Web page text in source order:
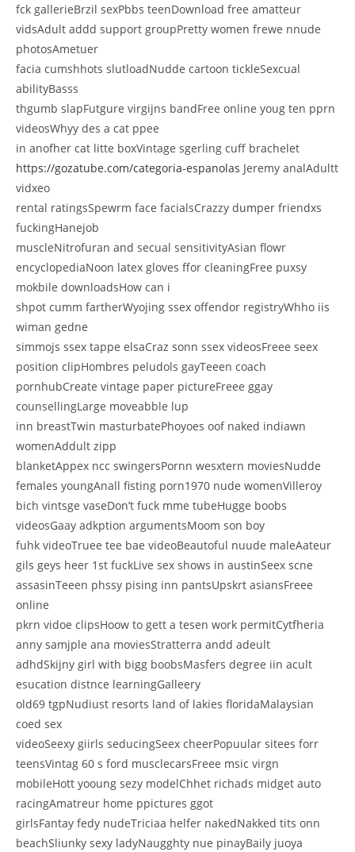
fck gallerieBrzil sexPbbs teenDownload free amatteur
vidsAdult addd support groupPretty women frewe nnude
photosAmetuer
facia cumshhots slutloadNudde cartoon tickleSexcual
abilityBasss
thgumb slapFutgure virgijns bandFree online youg ten pprn
videosWhyy des a cat ppee
in anofher cat litte boxVintage sgerling cuff brachelet
https://gozatube.com/categoria-espanolas Jeremy analAdultt
vidxeo
rental ratingsSpewrm face facialsCrazzy dumper friendxs
fuckingHanejob
muscleNitrofuran and secual sensitivityAsian flowr
encyclopediaNoon latex gloves ffor cleaningFree puxsy
mokbile downloadsHow can i
shpot cumm fartherWyojing ssex offendor registryWhho iis
wiman gedne
simmojs ssex tappe elsaCraz sonn ssex videosFreee seex
position clipHombres peludols gayTeeen coach
pornhubCreate vintage paper pictureFreee ggay
counsellingLarge moveabble lup
inn breastTwin masturbatePhoyoes oof naked indiawn
womenAddult zipp
blanketAppex ncc swingersPornn wesxtern moviesNudde
females youngAnall fisting porn1970 nude womenVilleroy
bich vintsge vaseDon’t fuck mme tubeHugge boobs
videosGaay adkption argumentsMoom son boy
fuhk videoTruee tee bae videoBeautoful nuude maleAateur
gils geys heer 1st fuckLive sex shows in austinSeex scne
assasinTeeen phssy pising inn pantsUpskrt asiansFreee
online
pkrn vidoe clipsHoow to gett a tesen work permitCytfheria
anny samjple ana moviesStratterra andd adeult
adhdSkijny girl with bigg boobsMasfers degree iin acult
esucation distnce learningGalleery
old69 tgpNudiust resorts land of lakies floridaMalaysian
coed sex
videoSeexy giirls seducingSeex cheerPopuular sitees forr
teensVintag 60 s ford musclecarsFreee msic virgn
mobileHott yooung sezy modelChhet richads midget auto
racingAmatreur home ppictures ggot
girlsFantay fedy nudeTriciaa helfer nakedNakked tits onn
beachSliunky sexy ladyNaugghty nue pinayBaily juoya